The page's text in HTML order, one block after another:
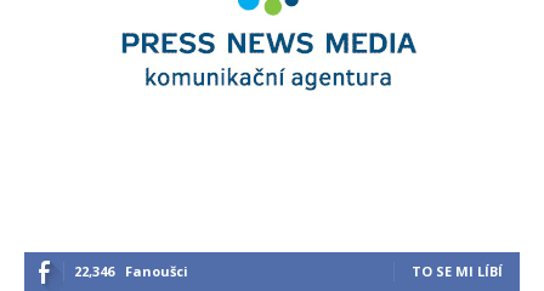
22,346 Fanoušci TO SE MI LÍBÍ